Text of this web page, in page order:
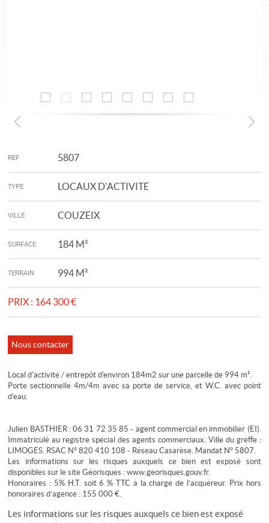
REF 5807
TYPE LOCAUX D'ACTIVITÉ
VILLE COUZEIX
SURFACE 184 M²
TERRAIN 994 M²
PRIX : 164 300 €
Nous contacter
Local d'activité / entrepôt d'environ 184m2 sur une parcelle de 994 m².
Porte sectionnelle 4m/4m avec sa porte de service, et W.C. avec point
d'eau.
Julien BASTHIER : 06 31 72 35 85 - agent commercial en immobilier (EI).
Immatriculé au registre spécial des agents commerciaux. Ville du greffe :
LIMOGES. RSAC N° 820 410 108 - Réseau Casarèse. Mandat N° 5807.
Les informations sur les risques auxquels ce bien est exposé sont
disponibles sur le site Géorisques : www.georisques.gouv.fr.
Honoraires : 5% H.T. soit 6 % TTC à la charge de l’acquéreur. Prix hors
honoraires d’agence : 155 000 €.
Les informations sur les risques auxquels ce bien est exposé